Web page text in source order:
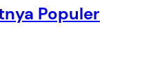
Populer